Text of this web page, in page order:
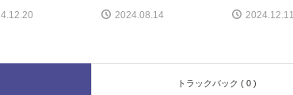
2024.08.14 2024.12.11
トラックバック ( 0 )